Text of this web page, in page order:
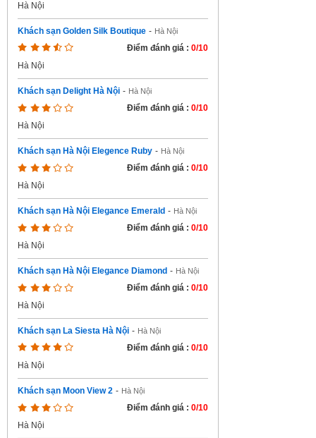
Hà Nội
Khách sạn Golden Silk Boutique - Hà Nội
Điểm đánh giá : 0/10
Hà Nội
Khách sạn Delight Hà Nội - Hà Nội
Điểm đánh giá : 0/10
Hà Nội
Khách sạn Hà Nội Elegence Ruby - Hà Nội
Điểm đánh giá : 0/10
Hà Nội
Khách sạn Hà Nội Elegance Emerald - Hà Nội
Điểm đánh giá : 0/10
Hà Nội
Khách sạn Hà Nội Elegance Diamond - Hà Nội
Điểm đánh giá : 0/10
Hà Nội
Khách sạn La Siesta Hà Nội - Hà Nội
Điểm đánh giá : 0/10
Hà Nội
Khách sạn Moon View 2 - Hà Nội
Điểm đánh giá : 0/10
Hà Nội